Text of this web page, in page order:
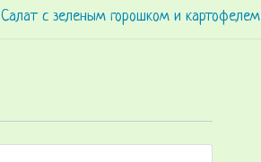
Салат с зеленым горошком и картофелем